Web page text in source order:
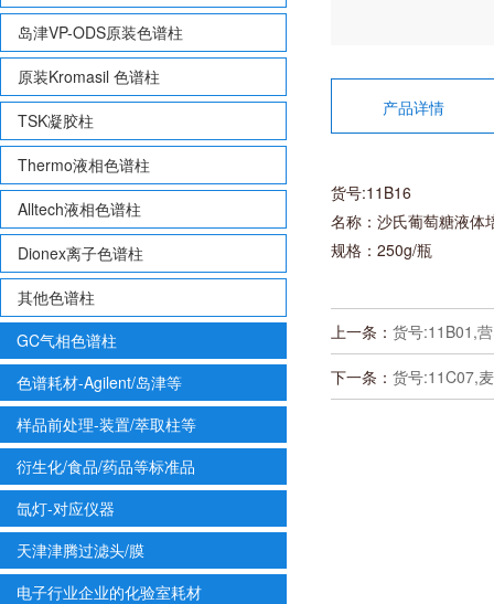
岛津VP-ODS原装色谱柱
原装Kromasil 色谱柱
TSK凝胶柱
Thermo液相色谱柱
Alltech液相色谱柱
Dionex离子色谱柱
其他色谱柱
GC气相色谱柱
色谱耗材-Agilent/岛津等
样品前处理-装置/萃取柱等
衍生化/食品/药品等标准品
氙灯-对应仪器
天津津腾过滤头/膜
电子行业企业的化验室耗材
产品详情
货号:11B16
名称：沙氏葡萄糖液体
规格：250g/瓶
上一条： 货号:11B01,
下一条： 货号:11C07,